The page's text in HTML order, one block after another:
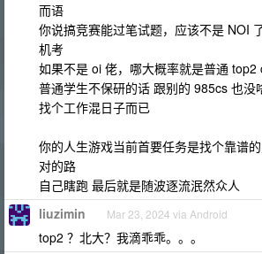
而语
你说搞竞赛能过笔试题，应该不是 NOI
机考
如果不是 oi 佬，哪大概率就是普通 top2
普通学生不保研的话 跟别的 985cs 也没
找个工作混日子而已
你的人生游戏当前首要任务是找个靠谱
对的路
自己瞎跑 最后就是随波逐流泯然众人
liuzimin Mar 23, 2024 via Android
top2 ？北大？我滴乖乖。。。